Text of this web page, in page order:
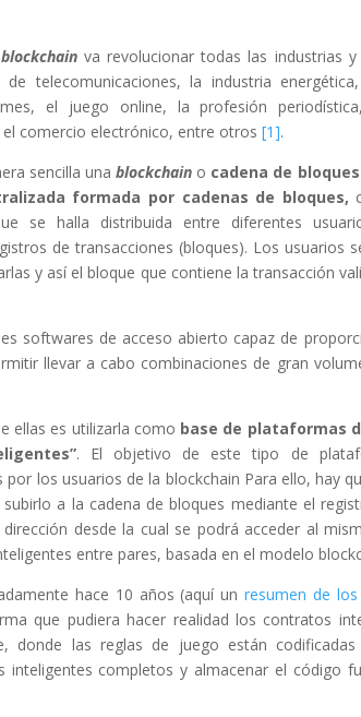
blockchain va revolucionar todas las industrias
telecomunicaciones, la industria
el juego online, la profesión
el comercio electrónico, entre otros[1].
sencilla unablockchain o cadena de bloques
formada por cadenas de bloques,
se halla distribuida entre diferentes
de transacciones (bloques). Los usuarios
y así el bloque que contiene la transacción
softwares de acceso abierto capaz de
llevar a cabo combinaciones de gran
ellas es utilizarla como base de plataformas
. El objetivo de este tipo de
los usuarios de la blockchain Para ello, hay
a la cadena de bloques mediante el
desde la cual se podrá acceder al
entre pares, basada en el modelo
hace 10 años (aquí unresumen de
que pudiera hacer realidad los contratos
donde las reglas de juego están
inteligentes completos y almacenar el código